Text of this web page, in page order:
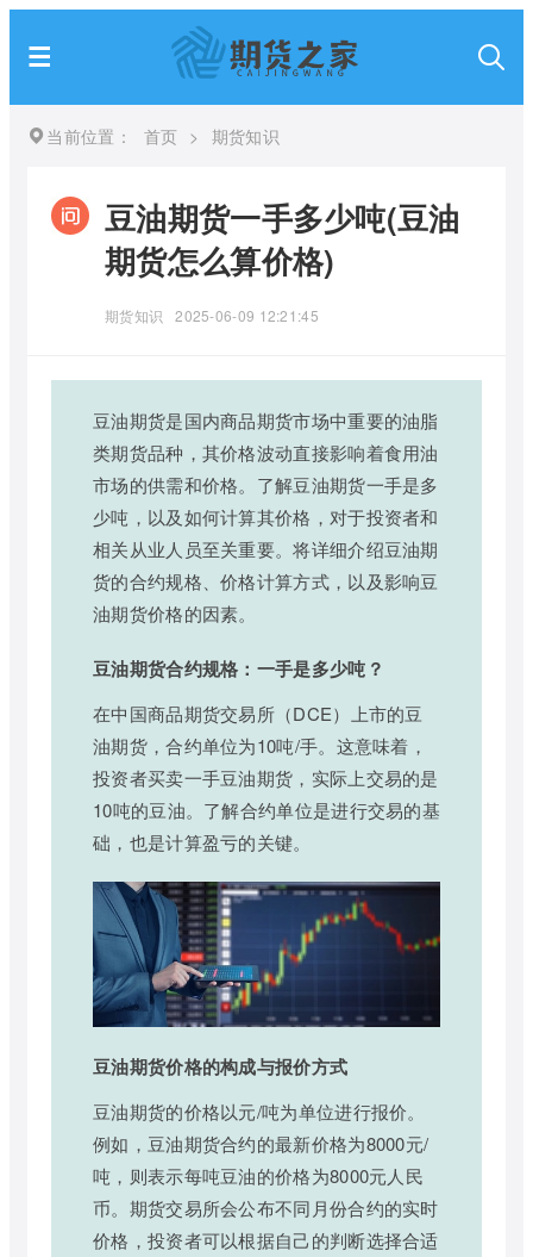
当前位置： 首页 > 期货知识
豆油期货一手多少吨(豆油
期货怎么算价格)
期货知识 2025-06-09 12:21:45
豆油期货是国内商品期货市场中重要的油脂
类期货品种，其价格波动直接影响着食用油
市场的供需和价格。了解豆油期货一手是多
少吨，以及如何计算其价格，对于投资者和
相关从业人员至关重要。将详细介绍豆油期
货的合约规格、价格计算方式，以及影响豆
油期货价格的因素。
豆油期货合约规格：一手是多少吨？
在中国商品期货交易所（DCE）上市的豆
油期货，合约单位为10吨/手。这意味着，
投资者买卖一手豆油期货，实际上交易的是
10吨的豆油。了解合约单位是进行交易的基
础，也是计算盈亏的关键。
豆油期货价格的构成与报价方式
豆油期货的价格以元/吨为单位进行报价。
例如，豆油期货合约的最新价格为8000元/
吨，则表示每吨豆油的价格为8000元人民
币。期货交易所会公布不同月份合约的实时
价格，投资者可以根据自己的判断选择合适